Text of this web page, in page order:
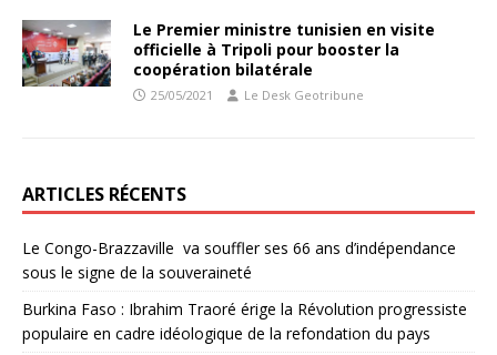
Le Premier ministre tunisien en visite
officielle à Tripoli pour booster la
coopération bilatérale
25/05/2021 Le Desk Geotribune
ARTICLES RÉCENTS
Le Congo-Brazzaville va souffler ses 66 ans d’indépendance
sous le signe de la souveraineté
Burkina Faso : Ibrahim Traoré érige la Révolution progressiste
populaire en cadre idéologique de la refondation du pays